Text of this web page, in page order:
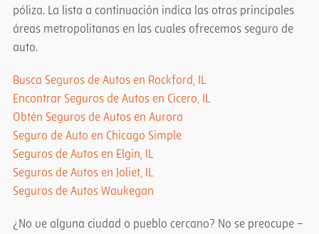
póliza. La lista a continuación indica las otras principales
áreas metropolitanas en las cuales ofrecemos seguro de
auto.
Busca Seguros de Autos en Rockford, IL
Encontrar Seguros de Autos en Cicero, IL
Obtén Seguros de Autos en Aurora
Seguro de Auto en Chicago Simple
Seguros de Autos en Elgin, IL
Seguros de Autos en Joliet, IL
Seguros de Autos Waukegan
¿No ve alguna ciudad o pueblo cercano? No se preocupe –